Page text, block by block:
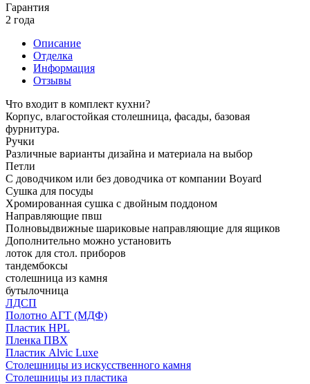
Гарантия
2 года
Описание
Отделка
Информация
Отзывы
Что входит в комплект кухни?
Корпус, влагостойкая столешница, фасады, базовая
фурнитура.
Ручки
Различные варианты дизайна и материала на выбор
Петли
С доводчиком или без доводчика от компании Boyard
Сушка для посуды
Хромированная сушка с двойным поддоном
Направляющие пвш
Полновыдвижные шариковые направляющие для ящиков
Дополнительно можно установить
лоток для стол. приборов
тандембоксы
столешница из камня
бутылочница
ЛДСП
Полотно АГТ (МДФ)
Пластик HPL
Пленка ПВХ
Пластик Alvic Luxe
Столешницы из искусственного камня
Столешницы из пластика